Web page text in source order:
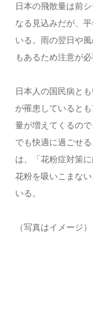
日本の飛散量は前
なる見込みだが、
いる。雨の翌日や
もあるため注意が必
日本人の国民病と
が罹患していると
量が増えてくるの
でも快適に過ごせ
は、「花粉症対策
花粉を吸いこまな
いる。
（写真はイメージ）